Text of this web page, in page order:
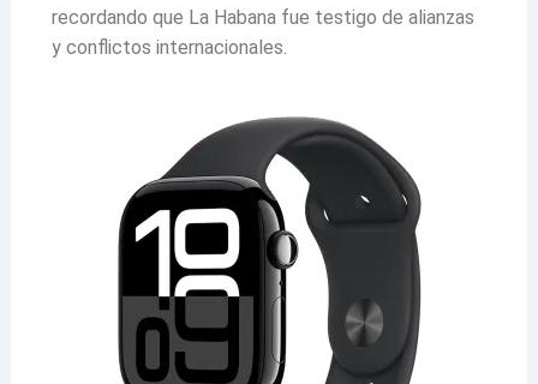
recordando que La Habana fue testigo de alianzas
y conflictos internacionales.